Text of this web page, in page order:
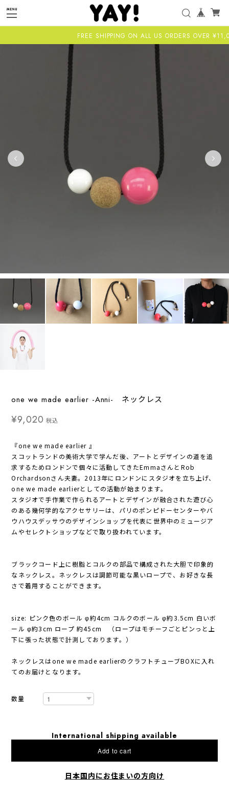
FREE SHIPPING ON ALL US ORDERS OVER
one we made earlier -Anni- ネックレス
¥9,020 税込
『one we made earlier 』
スコットランドの美術大学で学んだ後、アートとデザインの道を追
求するためロンドンで個々に活動してきたEmmaさんとRob
Orchardsonさん夫妻。2013年にロンドンにスタジオを立ち上げ、
one we made earlierとしての活動が始まります。
スタジオで手作業で作られるアートとデザインが融合された遊び心
のある幾何学的なアクセサリーは、パリのポンピドーセンターやバ
ウハウスデッサウのデザインショップを代表に世界中のミュージア
ムやセレクトショップなどで取り扱われています。
ブラックコード上に樹脂とコルクの部品で構成された大胆で印象的
なネックレス。ネックレスは調節可能な黒いロープで、お好きな長
さで着用することができます。
size: ピンク色のボール φ約4cm コルクのボール φ約3.5cm 白いボ
ール φ約3cm ロープ 約45cm （ロープはモチーフごとピンっと上
下に張った状態で計測しております。）
ネックレスはone we made earlierのクラフトチューブBOXに入れ
てのお届けとなります。
数量
International shipping available
Add to cart
日本国内にお住まいの方向け